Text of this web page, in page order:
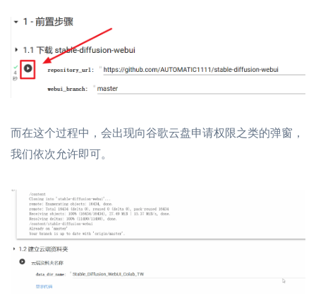
而在这个过程中，会出现向谷歌云盘申请权限之类的弹窗，
我们依次允许即可。